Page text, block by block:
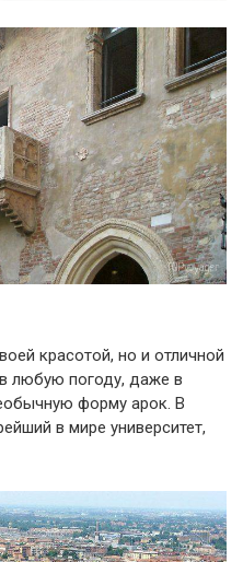
красотой, но и отличной
любую погоду, даже в
форму арок. В
в мире университет,